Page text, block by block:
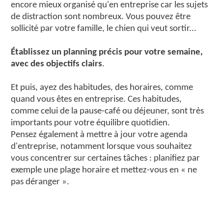
encore mieux organisé qu'en entreprise car les sujets
de distraction sont nombreux. Vous pouvez être
sollicité par votre famille, le chien qui veut sortir...
Établissez un planning précis pour votre semaine,
avec des objectifs clairs.
Et puis, ayez des habitudes, des horaires, comme
quand vous êtes en entreprise. Ces habitudes,
comme celui de la pause-café ou déjeuner, sont très
importants pour votre équilibre quotidien.
Pensez également à mettre à jour votre agenda
d'entreprise, notamment lorsque vous souhaitez
vous concentrer sur certaines tâches : planifiez par
exemple une plage horaire et mettez-vous en « ne
pas déranger ».